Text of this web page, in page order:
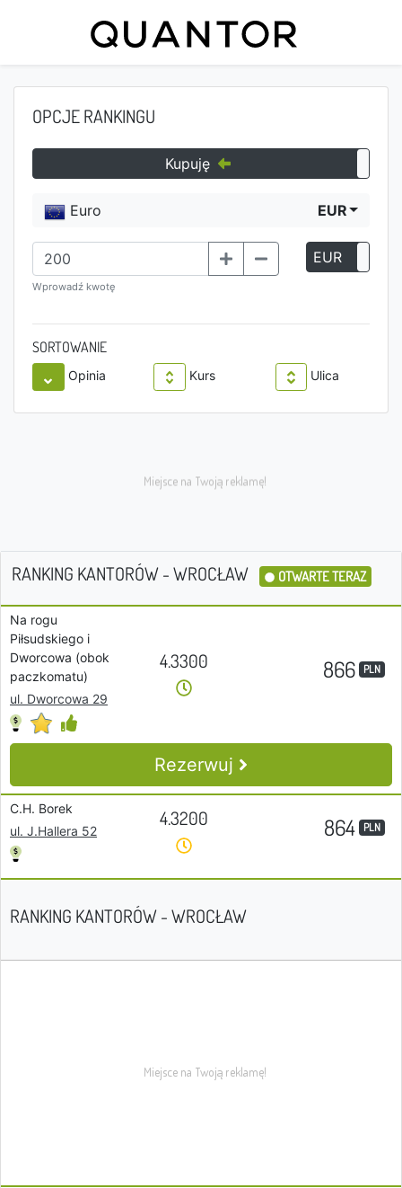
OPCJE RANKINGU
Kupuję
Euro EUR
Wprowadź kwotę
EUR
SORTOWANIE
Opinia Kurs Ulica
RANKING KANTORÓW - WROCŁAW OTWARTE TERAZ
Na rogu
Piłsudskiego i
Dworcowa (obok
paczkomatu)
ul. Dworcowa 29
4.3300 866 PLN
Rezerwuj
C.H. Borek
ul. J.Hallera 52
4.3200 864 PLN
RANKING KANTORÓW - WROCŁAW